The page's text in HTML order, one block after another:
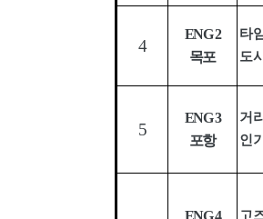
4
ENG 2
목포
타
도
5
ENG 3
포항
거
인
ENG 4
고